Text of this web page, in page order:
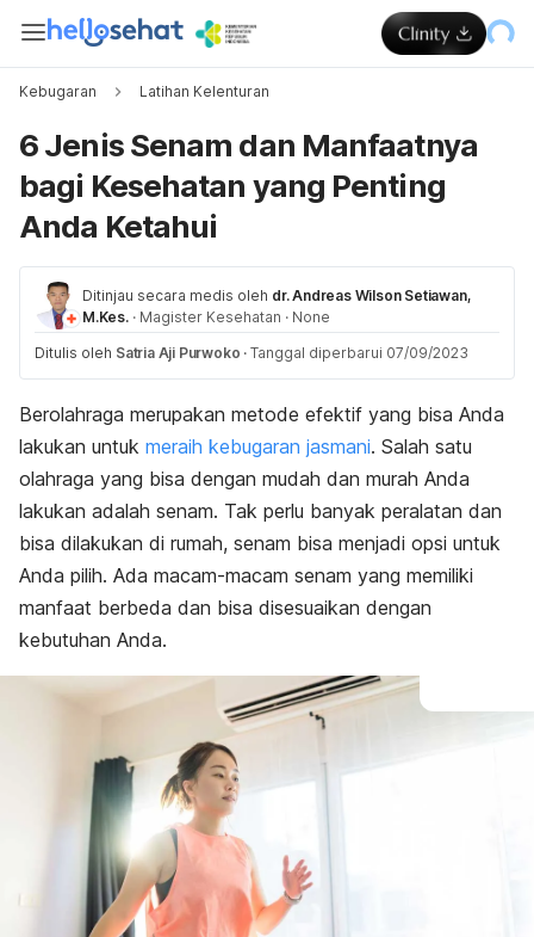
Kebugaran Latihan Kelenturan
6 Jenis Senam dan Manfaatnya
bagi Kesehatan yang Penting
Anda Ketahui
Ditinjau secara medis oleh dr. Andreas Wilson Setiawan,
M.Kes. · Magister Kesehatan · None
Ditulis oleh Satria Aji Purwoko · Tanggal diperbarui 07/09/2023
Berolahraga merupakan metode efektif yang bisa Anda
lakukan untuk meraih kebugaran jasmani. Salah satu
olahraga yang bisa dengan mudah dan murah Anda
lakukan adalah senam. Tak perlu banyak peralatan dan
bisa dilakukan di rumah, senam bisa menjadi opsi untuk
Anda pilih. Ada macam-macam senam yang memiliki
manfaat berbeda dan bisa disesuaikan dengan
kebutuhan Anda.